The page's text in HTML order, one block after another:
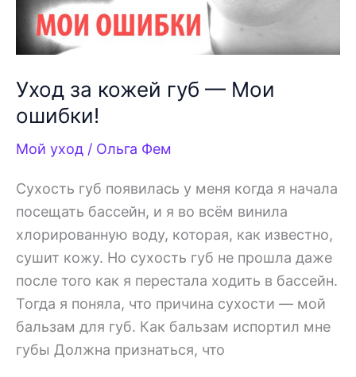
Уход за кожей губ — Мои
ошибки!
Мой уход / Ольга Фем
Сухость губ появилась у меня когда я начала
посещать бассейн, и я во всём винила
хлорированную воду, которая, как известно,
сушит кожу. Но сухость губ не прошла даже
после того как я перестала ходить в бассейн.
Тогда я поняла, что причина сухости — мой
бальзам для губ. Как бальзам испортил мне
губы Должна признаться, что